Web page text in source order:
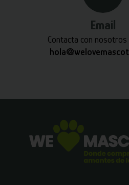
Email
Contacta con nosotros